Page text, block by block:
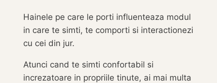
Hainele pe care le porti influenteaza modul
in care te simti, te comporti si interactionezi
cu cei din jur.
Atunci cand te simti confortabil si
increzatoare in propriile tinute, ai mai multa